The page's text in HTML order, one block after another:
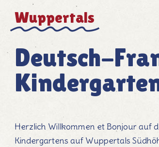
Wuppertals
Deutsch-
Jardin
franco-
Herzlich Willkommen et Bonjour auf
Kindergartens auf Wuppertals